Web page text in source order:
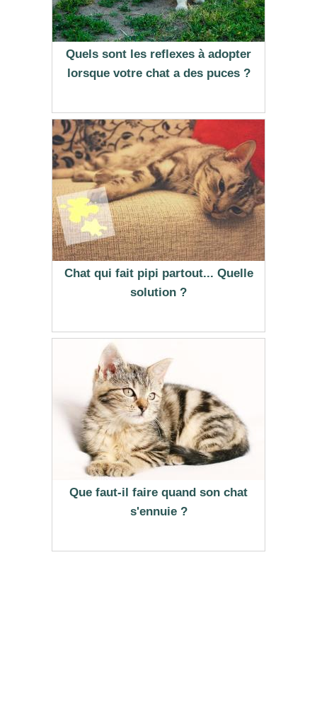
Quels sont les reflexes à adopter
lorsque votre chat a des puces ?
Chat qui fait pipi partout... Quelle
solution ?
Que faut-il faire quand son chat
s'ennuie ?